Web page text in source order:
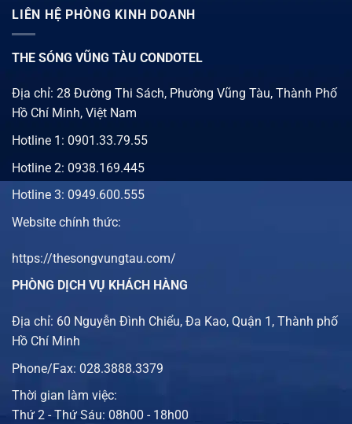
LIÊN HỆ PHÒNG KINH DOANH
THE SÓNG VŨNG TÀU CONDOTEL
Địa chỉ: 28 Đường Thi Sách, Phường Vũng Tàu, Thành Phố
Hồ Chí Minh, Việt Nam
Hotline 1: 0901.33.79.55
Hotline 2: 0938.169.445
Hotline 3: 0949.600.555
Website chính thức:
https://thesongvungtau.com/
PHÒNG DỊCH VỤ KHÁCH HÀNG
Địa chỉ: 60 Nguyễn Đình Chiểu, Đa Kao, Quận 1, Thành phố
Hồ Chí Minh
Phone/Fax: 028.3888.3379
Thời gian làm việc:
Thứ 2 - Thứ Sáu: 08h00 - 18h00